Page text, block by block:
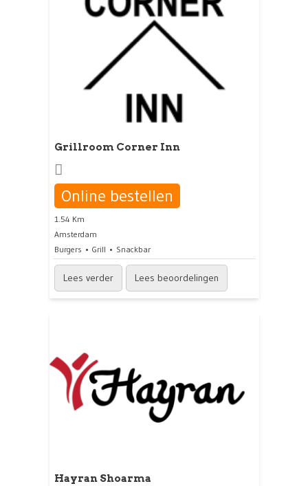
Grillroom Corner Inn
Online bestellen
1.54 Km
Amsterdam
Burgers
Grill Snackbar
Lees verder Lees beoordelingen
Hayran Shoarma